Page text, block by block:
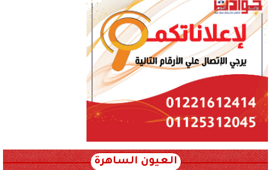
العيون الساهرة